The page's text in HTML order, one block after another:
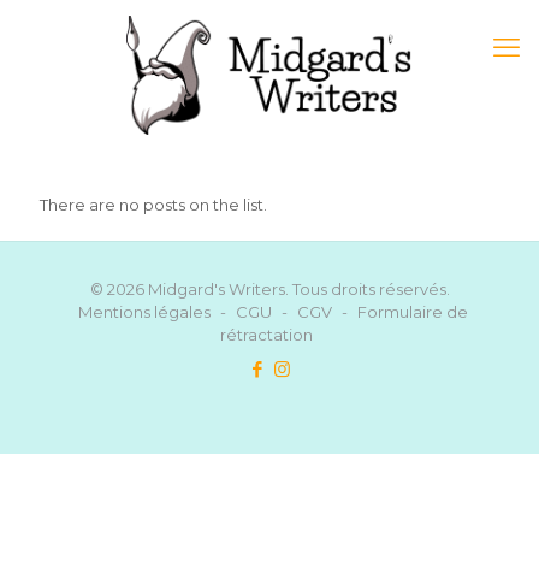
There are no posts on the list.
© 2026 Midgard's Writers. Tous droits réservés.
Mentions légales - CGU - CGV -
Formulaire de
rétractation